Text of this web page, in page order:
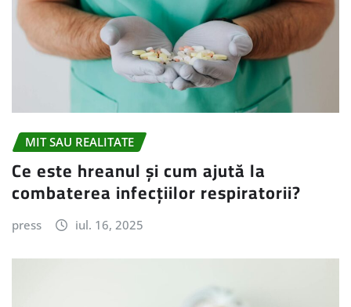
MIT SAU REALITATE
Ce este hreanul și cum ajută la
combaterea infecțiilor respiratorii?
press iul. 16, 2025